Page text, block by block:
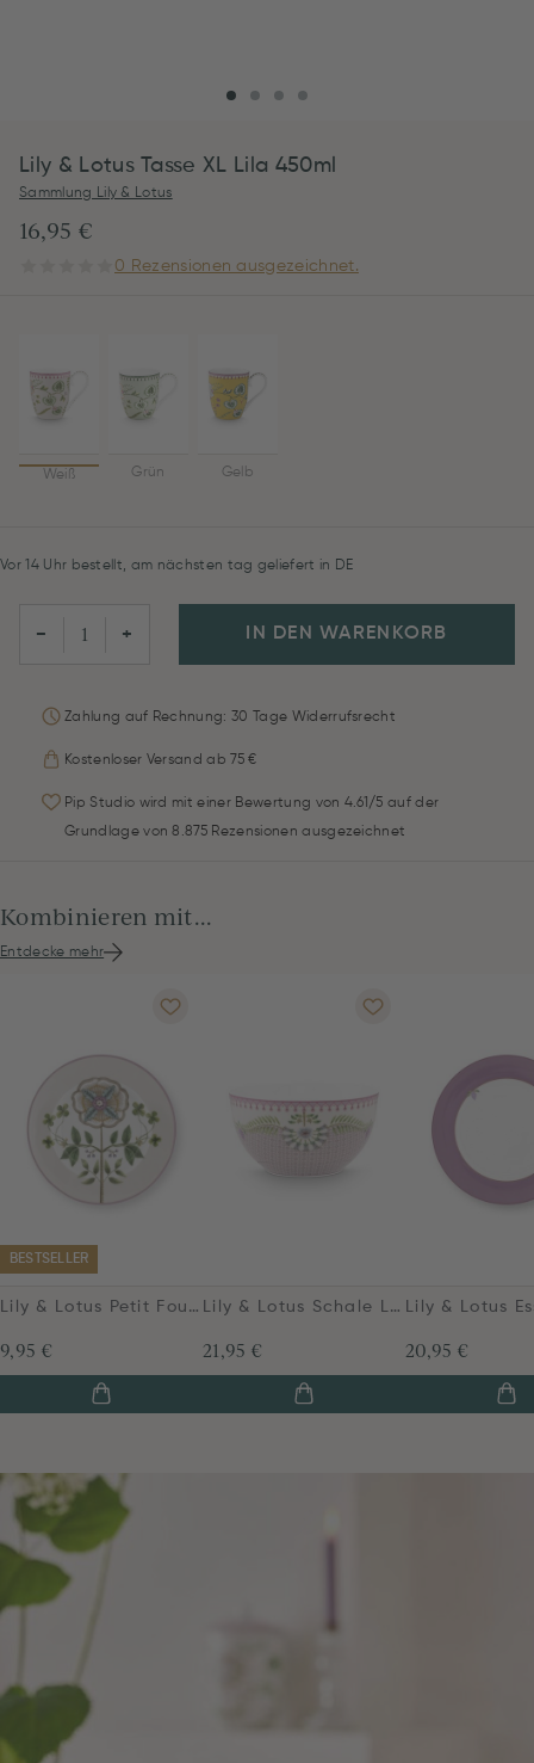
Lily & Lotus Tasse XL Lila 450ml
Sammlung Lily & Lotus
16,95 €
0 Rezensionen ausgezeichnet.
Weiß Grün Gelb
Vor 14 Uhr bestellt, am nächsten tag geliefert in DE
− + IN DEN WARENKORB
Zahlung auf Rechnung: 30 Tage Widerrufsrecht
Kostenloser Versand ab 75 €
Pip Studio wird mit einer Bewertung von 4.61/5 auf der
Grundlage von 8.875 Rezensionen ausgezeichnet
Kombinieren mit...
Entdecke mehr
BESTSELLER
Lily & Lotus Petit Four Lila 12cm
9,95 €
Lily & Lotus Schale Lila 15cm
21,95 € 20,95 €